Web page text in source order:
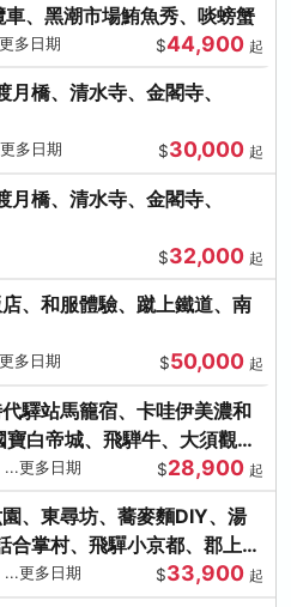
、黑潮市場鮪魚秀、啖螃蟹
多日期 $44,900 起
橋、清水寺、金閣寺、
多日期 $30,000 起
橋、清水寺、金閣寺、
$32,000 起
、和服體驗、蹴上鐵道、南
多日期 $50,000 起
驛站馬籠宿、卡哇伊美濃和
白帝城、飛騨牛、大須觀音
更多日期 $28,900 起
、東尋坊、蕎麥麵DIY、湯
合掌村、飛驒小京都、郡上八
更多日期 $33,900 起